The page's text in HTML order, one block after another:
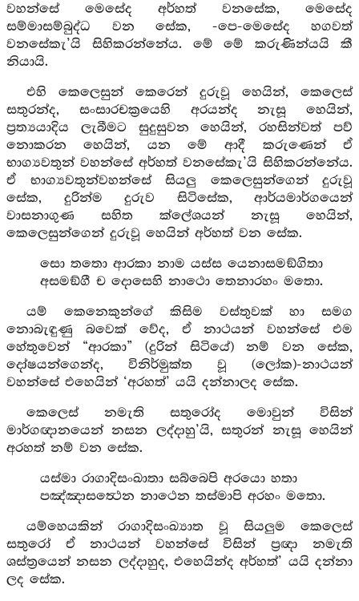
වහන්සේ මෙසේද අර්හත් වනසේක, මෙසේද
සම්මාසම්බුද්ධ වන සේක, -පෙ-මෙසේද හගවත්
වනසේකැ’යි සිහිකරන්නේය. මේ මේ කරුණින්යයි කී
නියායි.
එහි කෙලෙසුන් කෙරෙන් දුරුවූ හෙයින්, කෙලෙස්
සතුරන්ද, සංසාරචක්‍රයෙහි අරයන්ද නැසූ හෙයින්,
ප්‍රත්‍යයාදිය ලැබීමට සුදුසුවන හෙයින්, රහසින්වත් පව්
නොකරන හෙයින්, යන මේ ආදී කරුණෙන් ඒ
භාග්‍යවතුන් වහන්සේ අර්හත් වනසේකැ’යි සිහිකරන්නේය.
ඒ භාග්‍යවතුන්වහන්සේ සියලු කෙලෙසුන්ගෙන් දුරුවූ
සේක, දුරින්ම දුරුව සිටිසේක, ආර්යමාර්ගයෙන්
වාසනාගුණ සහිත ක්ලේශයන් නැසූ හෙයින්,
කෙලෙසුන්ගෙන් දුරුවූ හෙයින් අර්හත් වන සේක.
සො තතො ආරකා නාම යස්ස යෙනාසමඞ්ගිතා
අසමඞ්ගී ච දොසෙහි නාථො තෙනාරහං මතො.
යම් කෙනෙකුන්ගේ කිසිම වස්තුවක් හා සමග
නොබැඳුණු බවෙක් වේද, ඒ නාථයන් වහන්සේ එම
හේතුවෙන් “ආරකා” (දුරින් සිටියේ) නම් වන සේක,
දෝෂයන්ගෙන්ද, විනිර්මුක්ත වූ (ලෝක)-නාථයන්
වහන්සේ එහෙයින් ‘අරහත්’ යයි දන්නාලද සේක.
කෙලෙස් නමැති සතුරෝද මොවුන් විසින්
මාර්ගඥානයෙන් නසන ලද්දාහු’යි, සතුරන් නැසූ හෙයින්
අරහත් නම් වන සේක.
යස්මා රාගාදිසංඛාතා සබ්බෙපි අරයො හතා
පඤ්ඤාසත්‍ථෙන නාථෙන තස්මාපි අරහං මතො.
යම්හෙයකින් රාගාදිසංඛ්‍යාත වූ සියලුම කෙලෙස්
සතුරෝ ඒ නාථයන් වහන්සේ විසින් ප්‍රඥා නමැති
ශස්ත්‍රයෙන් නසන ලද්දාහුද, එහෙයින්ද අර්හත්’ යයි දන්නා
ලද සේක.